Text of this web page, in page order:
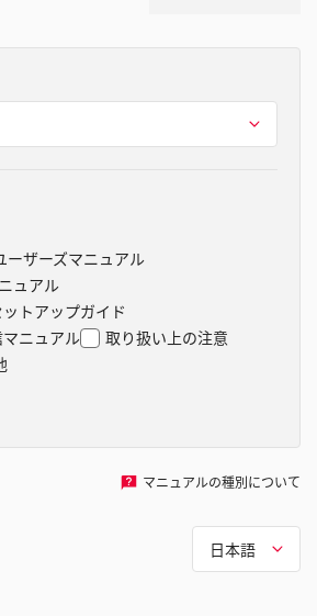
ーザーズマニュアル
ュアル
トアップガイド
ニュアル
取り扱い上の注意
マニュアルの種別について
日本語